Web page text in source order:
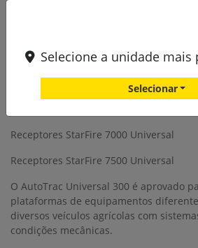
Receptores
Receptores StarFire™ 3000 Universal
Receptores StarFire 7000 Universal
Receptores StarFire 7500 Universal
O AutoTrac Universal 300 é aprovado
plataformas de equipamentos
diversos veículos agrícolas com
condições mecânicas.
Selecione a unidade mais
Selecionar